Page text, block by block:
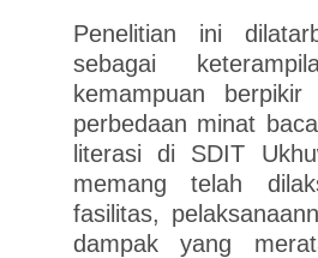
Penelitian ini
sebagai
kemampuan
perbedaan minat
literasi di SDIT
memang telah
fasilitas,
dampak yang